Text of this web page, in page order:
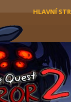
HLAVNÍ